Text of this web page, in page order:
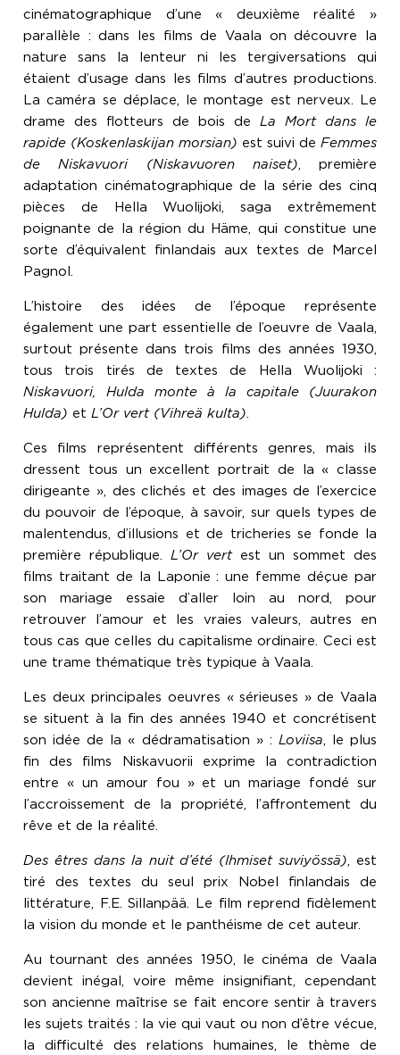
cinématographique d’une « deuxième réalité »
parallèle : dans les films de Vaala on découvre la
nature sans la lenteur ni les tergiversations qui
étaient d’usage dans les films d’autres productions.
La caméra se déplace, le montage est nerveux. Le
drame des flotteurs de bois de La Mort dans le
rapide (Koskenlaskijan morsian) est suivi de Femmes
de Niskavuori (Niskavuoren naiset), première
adaptation cinématographique de la série des cinq
pièces de Hella Wuolijoki, saga extrêmement
poignante de la région du Häme, qui constitue une
sorte d’équivalent finlandais aux textes de Marcel
Pagnol.
L’histoire des idées de l’époque représente
également une part essentielle de l’oeuvre de Vaala,
surtout présente dans trois films des années 1930,
tous trois tirés de textes de Hella Wuolijoki :
Niskavuori, Hulda monte à la capitale (Juurakon
Hulda) et L’Or vert (Vihreä kulta).
Ces films représentent différents genres, mais ils
dressent tous un excellent portrait de la « classe
dirigeante », des clichés et des images de l’exercice
du pouvoir de l’époque, à savoir, sur quels types de
malentendus, d’illusions et de tricheries se fonde la
première république. L’Or vertest un sommet des
films traitant de la Laponie : une femme déçue par
son mariage essaie d’aller loin au nord, pour
retrouver l’amour et les vraies valeurs, autres en
tous cas que celles du capitalisme ordinaire. Ceci est
une trame thématique très typique à Vaala.
Les deux principales oeuvres « sérieuses » de Vaala
se situent à la fin des années 1940 et concrétisent
son idée de la « dédramatisation » : Loviisa, le plus
fin des films Niskavuorii exprime la contradiction
entre « un amour fou » et un mariage fondé sur
l’accroissement de la propriété, l’affrontement du
rêve et de la réalité.
Des êtres dans la nuit d’été (Ihmiset suviyössä), est
tiré des textes du seul prix Nobel finlandais de
littérature, F.E. Sillanpää. Le film reprend fidèlement
la vision du monde et le panthéisme de cet auteur.
Au tournant des années 1950, le cinéma de Vaala
devient inégal, voire même insignifiant, cependant
son ancienne maîtrise se fait encore sentir à travers
les sujets traités : la vie qui vaut ou non d’être vécue,
la difficulté des relations humaines, le thème de